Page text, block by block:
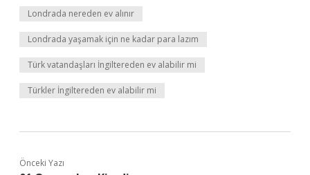
Londrada nereden ev alınır
Londrada yaşamak için ne kadar para lazım
Türk vatandaşları İngiltereden ev alabilir mi
Türkler İngiltereden ev alabilir mi
Önceki Yazı